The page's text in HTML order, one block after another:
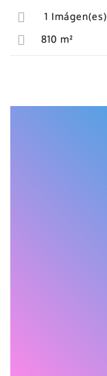
1 Imágen(es)
810 m²